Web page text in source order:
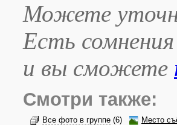
Можете
Есть
и вы сможете
Смотри также:
Все фото в группе (6) Место